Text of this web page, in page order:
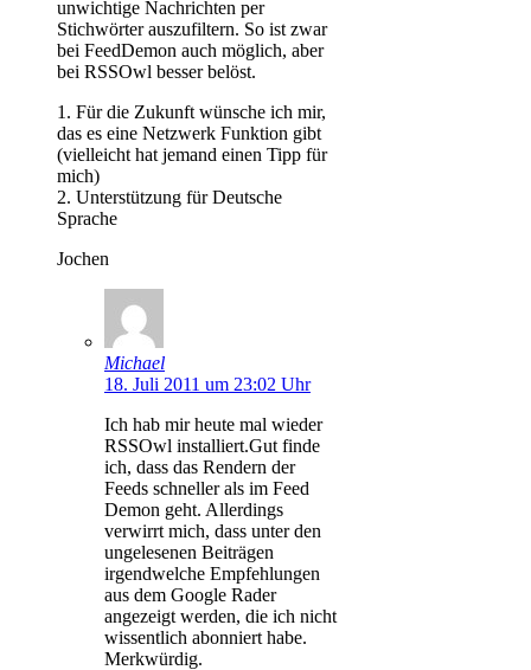
unwichtige Nachrichten per
Stichwörter auszufiltern. So ist zwar
bei FeedDemon auch möglich, aber
bei RSSOwl besser belöst.
1. Für die Zukunft wünsche ich mir,
das es eine Netzwerk Funktion gibt
(vielleicht hat jemand einen Tipp für
mich)
2. Unterstützung für Deutsche
Sprache
Jochen
Michael
18. Juli 2011 um 23:02 Uhr
Ich hab mir heute mal wieder
RSSOwl installiert.Gut finde
ich, dass das Rendern der
Feeds schneller als im Feed
Demon geht. Allerdings
verwirrt mich, dass unter den
ungelesenen Beiträgen
irgendwelche Empfehlungen
aus dem Google Rader
angezeigt werden, die ich nicht
wissentlich abonniert habe.
Merkwürdig.